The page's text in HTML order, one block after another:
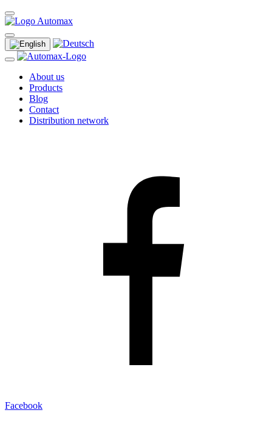
About us
Products
Blog
Contact
Distribution network
Facebook